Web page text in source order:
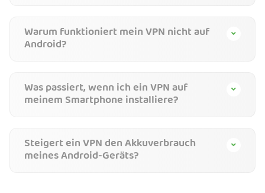
Warum funktioniert mein VPN nicht auf
Android?
Was passiert, wenn ich ein VPN auf
meinem Smartphone installiere?
Steigert ein VPN den Akkuverbrauch
meines Android-Geräts?